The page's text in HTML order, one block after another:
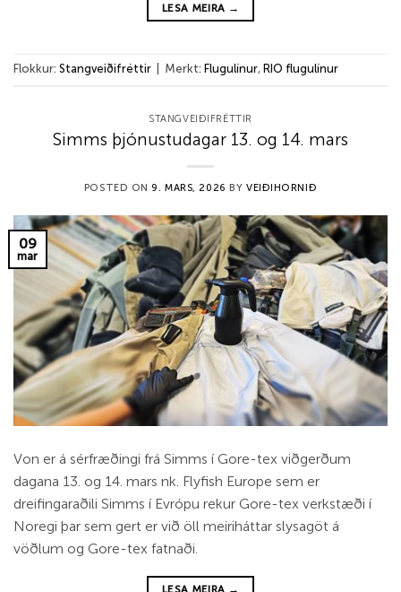
LESA MEIRA →
Flokkur: Stangveiðifréttir Merkt: Flugulínur, RIO flugulínur
STANGVEIÐIFRÉTTIR
Simms þjónustudagar 13. og 14. mars
POSTED ON9. MARS, 2026 BY VEIÐIHORNIÐ
09
mar
Von er á sérfræðingi frá Simms í Gore-tex viðgerðum
dagana 13. og 14. mars nk. Flyfish Europe sem er
dreifingaraðili Simms í Evrópu rekur Gore-tex verkstæði í
Noregi þar sem gert er við öll meiriháttar slysagöt á
vöðlum og Gore-tex fatnaði.
LESA MEIRA →